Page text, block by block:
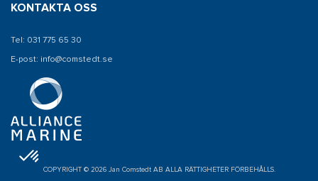
KONTAKTA OSS
Tel: 031 775 65 30
E-post: info@comstedt.se
COPYRIGHT © 2026 Jan Comstedt AB ALLA RÄTTIGHETER FÖRBEHÅLLS.